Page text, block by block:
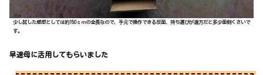
少し試した感想としては約150ｃｍの全長なので、手元で操作できる反面、持ち運びが遠方だと多少面倒くさいで
す。
早速母に活用してもらいました